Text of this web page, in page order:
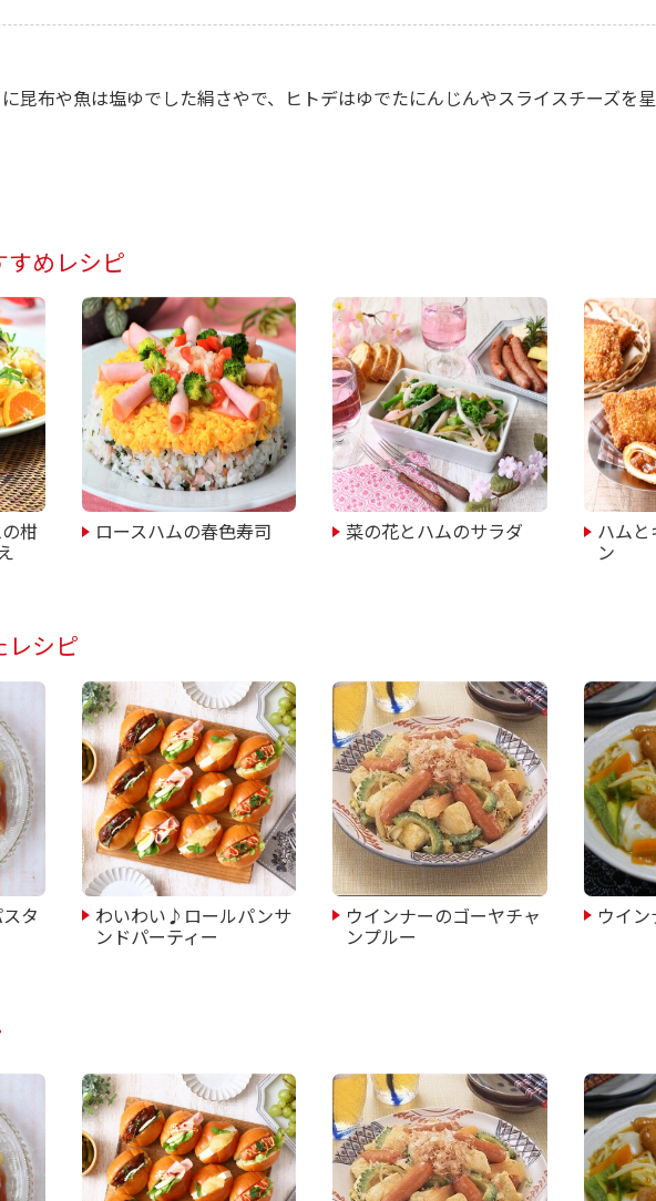
昆布や魚は塩ゆでした絹さやで、ヒトデはゆでたにんじんやスライスチーズを
すめレシピ
柑 ロースハムの春色寿司 菜の花とハムのサラダ ハム
ン
レシピ
タ わいわい♪ロールパンサ
ンドパーティー
ウインナーのゴーヤチャ
ンプルー
ウイ